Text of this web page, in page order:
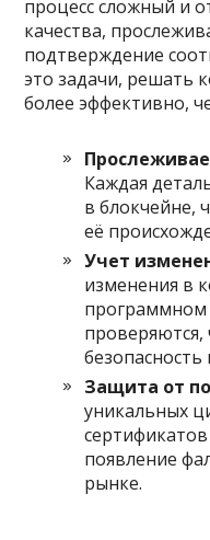
процесс сложный и
качества,
подтверждение
это задачи, решать
более эффективно,
Каждая
в блокчейне,
её
Учет
изменения в
программном
проверяются,
Защита от
уникальных
появление
рынке.